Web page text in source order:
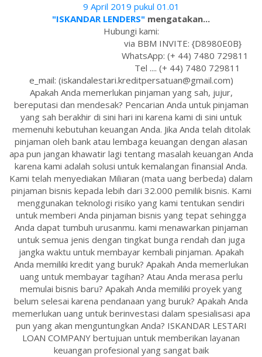
9 April 2019 pukul 01.01
"ISKANDAR LENDERS" mengatakan...
Hubungi kami:
via BBM INVITE: {D8980E0B}
WhatsApp: (+ 44) 7480 729811
Tel .... (+ 44) 7480 729811
e_mail: (iskandalestari.kreditpersatuan@gmail.com)
Apakah Anda memerlukan pinjaman yang sah, jujur,
bereputasi dan mendesak? Pencarian Anda untuk pinjaman
yang sah berakhir di sini hari ini karena kami di sini untuk
memenuhi kebutuhan keuangan Anda. Jika Anda telah ditolak
pinjaman oleh bank atau lembaga keuangan dengan alasan
apa pun jangan khawatir lagi tentang masalah keuangan Anda
karena kami adalah solusi untuk kemalangan finansial Anda.
Kami telah menyediakan Miliaran (mata uang berbeda) dalam
pinjaman bisnis kepada lebih dari 32.000 pemilik bisnis. Kami
menggunakan teknologi risiko yang kami tentukan sendiri
untuk memberi Anda pinjaman bisnis yang tepat sehingga
Anda dapat tumbuh urusanmu. kami menawarkan pinjaman
untuk semua jenis dengan tingkat bunga rendah dan juga
jangka waktu untuk membayar kembali pinjaman. Apakah
Anda memiliki kredit yang buruk? Apakah Anda memerlukan
uang untuk membayar tagihan? Atau Anda merasa perlu
memulai bisnis baru? Apakah Anda memiliki proyek yang
belum selesai karena pendanaan yang buruk? Apakah Anda
memerlukan uang untuk berinvestasi dalam spesialisasi apa
pun yang akan menguntungkan Anda? ISKANDAR LESTARI
LOAN COMPANY bertujuan untuk memberikan layanan
keuangan profesional yang sangat baik